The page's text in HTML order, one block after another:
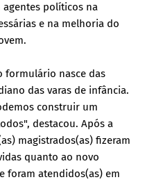
políticos na
e na melhoria do
formulário nasce das
das varas de infância.
construir um
destacou. Após a
magistrados(as) fizeram
quanto ao novo
foram atendidos(as) em